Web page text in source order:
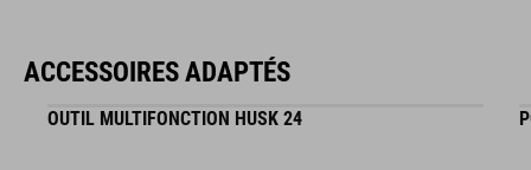
vélo de haute qualité. Des détails astucieux, une haute
fonctionnalité et des innovations intelligentes distinguent nos
produits. Le langage du design reste toujours clair, puriste,
ACCESSOIRES ADAPTÉS
OUTIL MULTIFONCTION HUSK 24